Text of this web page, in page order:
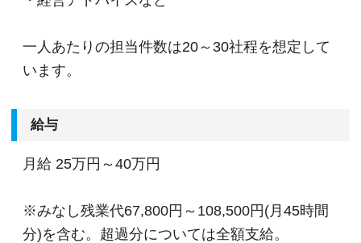
一人あたりの担当件数は20～30社程を想定して
います。
給与
月給 25万円～40万円
※みなし残業代67,800円～108,500円(月45時間
分)を含む。超過分については全額支給。